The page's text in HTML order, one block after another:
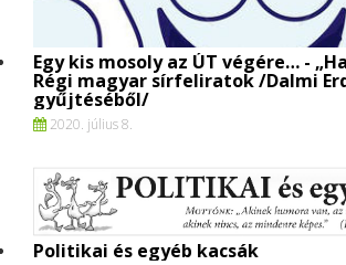
Egy kis mosoly az ÚT végére… -
Régi magyar sírfeliratok /Dalmi
gyűjtéséből/
2020. július 8.
Politikai és egyéb kacsák